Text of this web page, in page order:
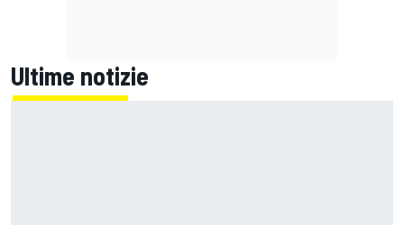
Ultime notizie